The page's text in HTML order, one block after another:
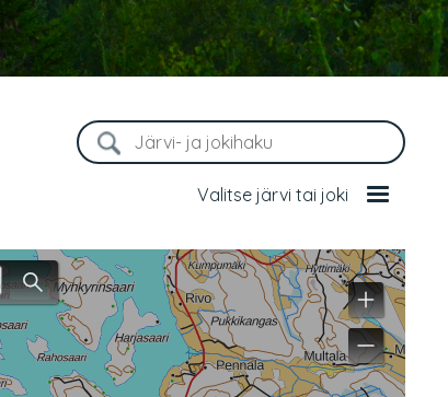
Valitse järvi tai joki